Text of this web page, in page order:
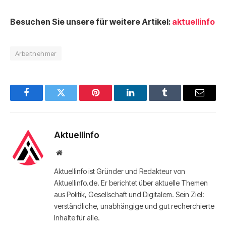
Besuchen Sie unsere für weitere Artikel: aktuellinfo
Arbeitnehmer
FacebookTwitter Pinterest LinkedInTumblr Email
Aktuellinfo
Website
Aktuellinfo ist Gründer und Redakteur von
Aktuellinfo.de. Er berichtet über aktuelle Themen
aus Politik, Gesellschaft und Digitalem. Sein Ziel:
verständliche, unabhängige und gut recherchierte
Inhalte für alle.